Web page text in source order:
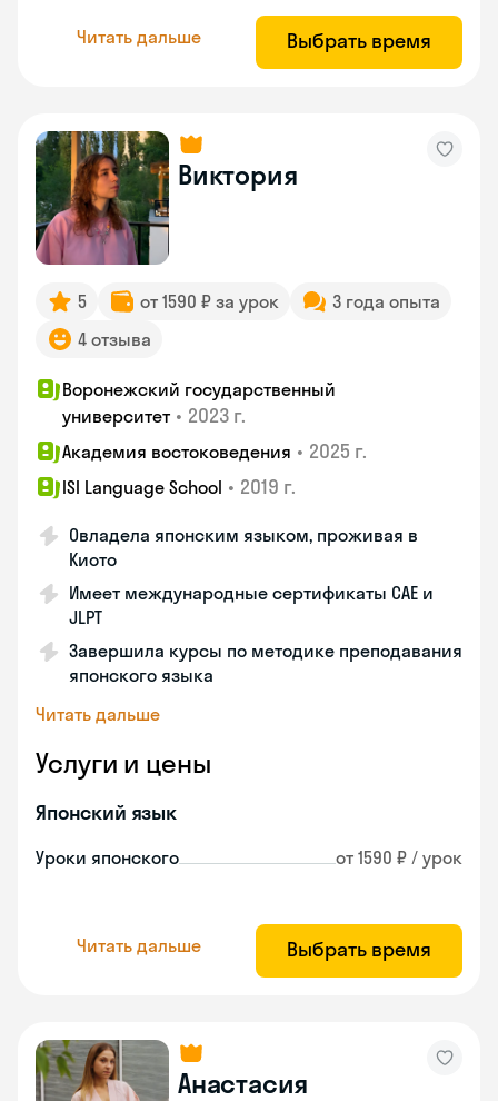
Читать дальше Выбрать время
Виктория
5 от 1590 ₽ за урок
3 года опыта
4 отзыва
Воронежский государственный
университет • 2023 г.
Академия востоковедения • 2025 г.
ISI Language School • 2019 г.
Овладела японским языком, проживая в
Киото
Имеет международные сертификаты CAE и
JLPT
Завершила курсы по методике преподавания
японского языка
Читать дальше
Услуги и цены
Японский язык
Уроки японского от 1590 ₽ / урок
Читать дальше Выбрать время
Анастасия